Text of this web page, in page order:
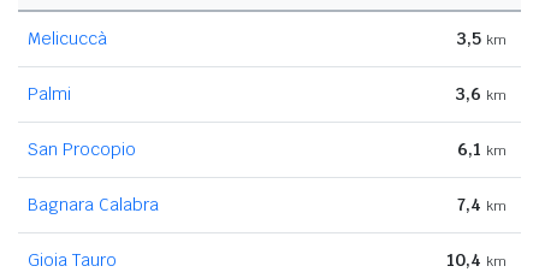
Melicuccà 3,5 km
Palmi 3,6 km
San Procopio 6,1 km
Bagnara Calabra 7,4 km
Gioia Tauro 10,4 km